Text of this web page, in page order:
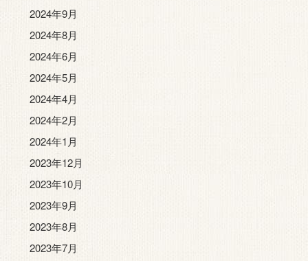
2024年9月
2024年8月
2024年6月
2024年5月
2024年4月
2024年2月
2024年1月
2023年12月
2023年10月
2023年9月
2023年8月
2023年7月